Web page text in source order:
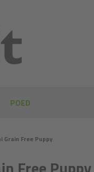
Grain Free Puppy
POED